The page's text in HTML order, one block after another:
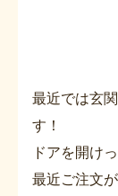
最近では玄
す！
ドアを開け
最近ご注文